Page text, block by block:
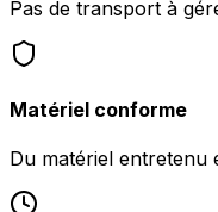
Pas de transport à
Matériel conforme
Du matériel entretenu